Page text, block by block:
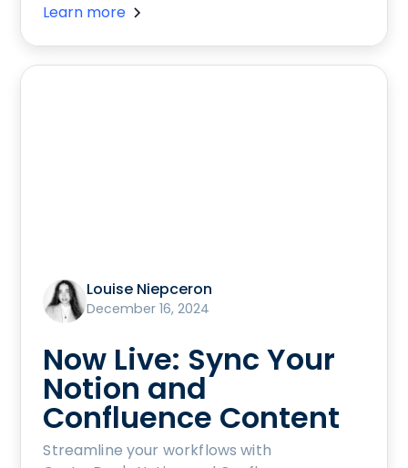
Learn more
Louise Niepceron
December 16, 2024
Now Live: Sync Your
Notion and
Confluence Content
Streamline your workflows with